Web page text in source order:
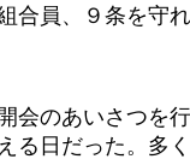
員、９条を守
のあいさつを行
日だった。多